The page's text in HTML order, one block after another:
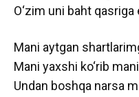
O‘zim uni baht qasriga
Mani aytgan
Mani yaxshi ko‘rib
Undan boshqa narsa